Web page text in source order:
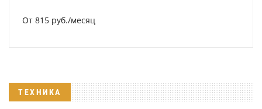
От 815 руб./месяц
ТЕХНИКА